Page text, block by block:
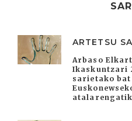
ARTETSU
Arbaso
Ikaskuntzari
sarietako bat
atalarengatik